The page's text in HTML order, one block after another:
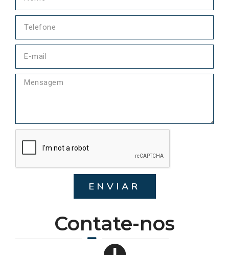
Contate-nos
ENVIAR